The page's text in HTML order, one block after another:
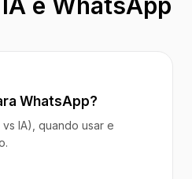
WhatsApp?
IA), quando usar e